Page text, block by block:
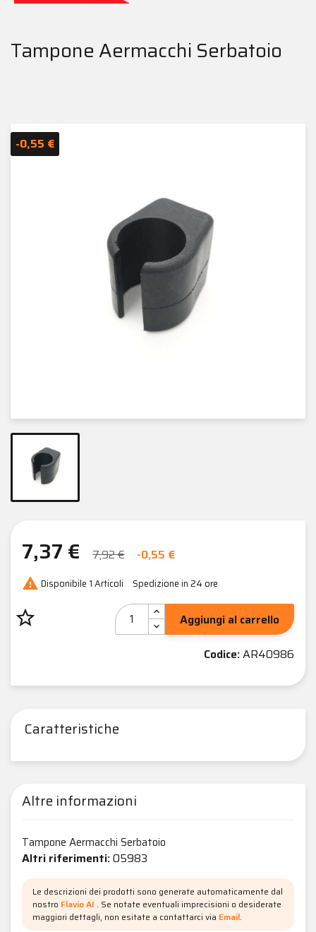
Tampone Aermacchi Serbatoio
-0,55 €
7,37 € 7,92 € -0,55 €
 Disponibile 1 Articoli Spedizione in 24 ore
star_border
Aggiungi al carrello
Codice:AR40986
Caratteristiche
Altre informazioni
Tampone Aermacchi Serbatoio
Altri riferimenti:05983
Le descrizioni dei prodotti sono generate automaticamente dal
nostro Flavio AI . Se notate eventuali imprecisioni o desiderate
maggiori dettagli, non esitate a contattarci via Email.